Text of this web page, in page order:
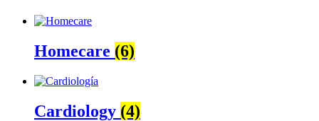
Homecare (6)
Cardiology (4)